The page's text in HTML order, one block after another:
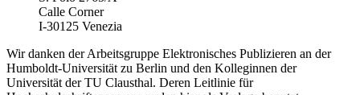
Calle Corner
I-30125 Venezia
Wir danken der Arbeitsgruppe Elektronisches Publizieren an der
Humboldt-Universität zu Berlin und den Kolleginnen der
Universität der TU Clausthal. Deren Leitlinie für